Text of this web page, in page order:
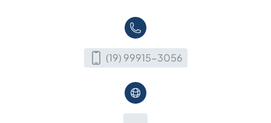
(19) 99915-3056